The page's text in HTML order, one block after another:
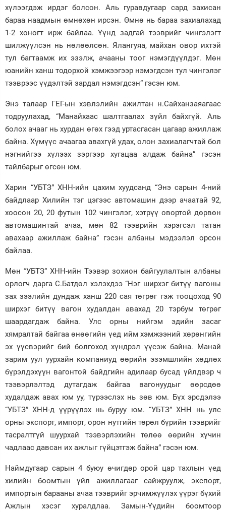
хүлээгдэж ирдэг болсон. Аль гуравдугаар сард захисан
бараа наадмын өмнөхөн ирсэн. Өмнө нь бараа захиалахад
1-2 хоногт ирж байлаа. Үүнд задгай тээврийг чингэлэгт
шилжүүлсэн нь нөлөөлсөн. Ялангуяа, майхан овор ихтэй
тул багтаамж их эзэлж, ачааны тоог нэмэгдүүлдэг. Мөн
юанийн ханш тодорхой хэмжээгээр нэмэгдсэн тул чингэлэг
тээврээс үүдэлтэй зардал нэмэгдсэн” гэсэн юм.
Энэ талаар ГЕГ-ын хэвлэлийн ажилтан н.Сайханзаяагаас
тодруулахад, “Манайхаас шалтгаалах зүйл байхгүй. Аль
болох ачааг нь хурдан өгөх гээд уртасгасан цагаар ажиллаж
байна. Хүмүүс ачаагаа авахгүй удах, олон захиалагчтай бол
нэгнийгээ хүлээх зэргээр хугацаа алдаж байна” гэсэн
тайлбарыг өгсөн юм.
Харин “УБТЗ” ХНН-ийн цахим хуудсанд “Энэ сарын 4-ний
байдлаар Хилийн тэг цэгээс автомашин дээр ачаатай 92,
хоосон 20, 20 футын 102 чингэлэг, хэтрүү овортой дөрвөн
автомашинтай ачаа, мөн 82 тээврийн хэрэгсэл татан
авахаар ажиллаж байна” гэсэн албаны мэдээлэл орсон
байлаа.
Мөн “УБТЗ” ХНН-ийн Тээвэр зохион байгуулалтын албаны
орлогч дарга С.Батдөл хэлэхдээ “Нэг ширхэг битүү вагоны
зах зээлийн дундаж ханш 220 сая төгрөг гэж тооцоход 90
ширхэг битүү вагон худалдан авахад 20 тэрбум төгрөг
шаардагдаж байна. Улс орны нийгэм эдийн засаг
хямралтай байгаа өнөөгийн үед ийм хэмжээний хөрөнгийн
эх үүсвэрийг бий болгоход хүндрэл үүсэж байна. Манай
зарим уул уурхайн компаниуд өөрийн эзэмшлийн хөдлөх
бүрэлдэхүүн вагонтой байдгийн адилаар бусад үйлдвэр ч
тээвэрлэлтэд дутагдаж байгаа вагонуудыг өөрсдөө
худалдаж авах юм уу, түрээслэх нь зөв юм. Бүх эрсдэлээ
“УБТЗ” ХНН-д үүрүүлэх нь буруу юм. “УБТЗ” ХНН нь улс
орны экспорт, импорт, орон нутгийн төрөл бүрийн тээврийг
тасралтгүй шуурхай тээвэрлэхийн төлөө өөрийн хүчин
чадлаас давсан их ажлыг гүйцэтгэж байна” гэсэн юм.
Наймдугаар сарын 4 буюу өчигдөр орой цар тахлын үед
хилийн боомтын үйл ажиллагааг сайжруулж, экспорт,
импортын барааны ачаа тээврийг эрчимжүүлэх үүрэг бүхий
Ажлын хэсэг хуралдлаа. Замын-Үүдийн боомтоор